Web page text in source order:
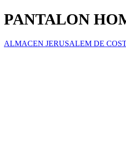
PANTALON
ALMACEN JERUSALEM DE